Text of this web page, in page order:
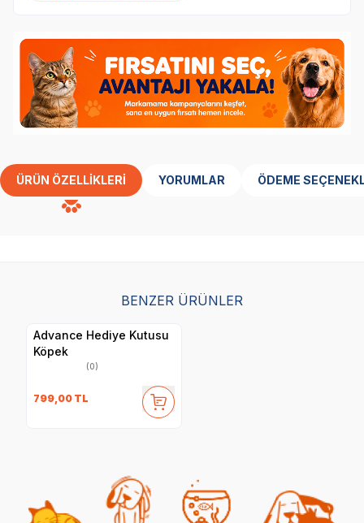
ÜRÜN ÖZELLIKLERI YORUMLAR ÖDEME
BENZER ÜRÜNLER
Advance Hediye Kutusu
Köpek
(0)
799,00 TL